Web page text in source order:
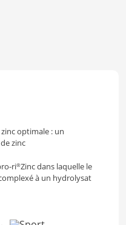
optimale : un
zinc
ri®Zinc dans laquelle le
à un hydrolysat